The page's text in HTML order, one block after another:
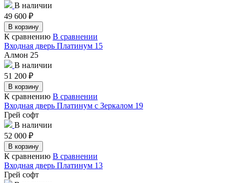
В наличии
49 600 ₽
В корзину
К сравнению В сравнении
Входная дверь Платинум 15
Алмон 25
В наличии
51 200 ₽
В корзину
К сравнению В сравнении
Входная дверь Платинум с Зеркалом 19
Грей софт
В наличии
52 000 ₽
В корзину
К сравнению В сравнении
Входная дверь Платинум 13
Грей софт